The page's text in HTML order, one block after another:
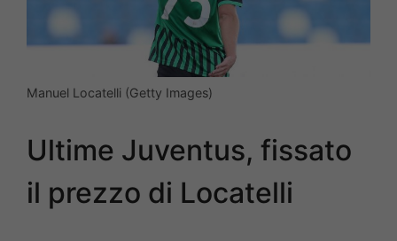
Manuel Locatelli (Getty Images)
Ultime Juventus, fissato
il prezzo di Locatelli